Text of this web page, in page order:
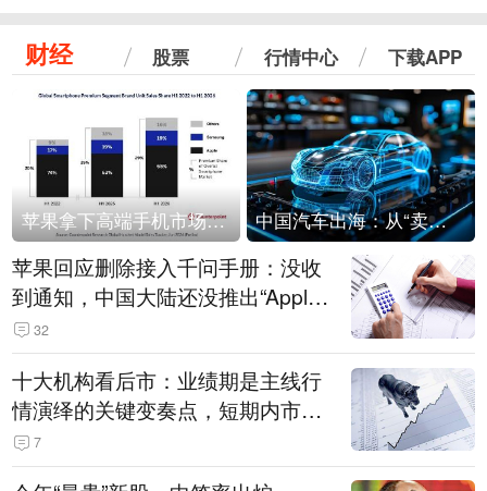
财经 股票 行情中心 下载APP
苹果拿下高端手机市场65%的份额：iPhone 17系列功不可没 中国汽车出海：从“卖出去”到“走进去”
苹果回应删除接入千问手册：没收
到通知，中国大陆还没推出“Apple
智能使用千问”功能
32
十大机构看后市：业绩期是主线行
情演绎的关键变奏点，短期内市场
或继续反弹，关注三条业绩主线
7